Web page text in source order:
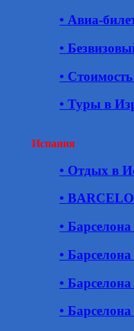
• Авиа-
•
•
• Туры в
Испания
• Отдых в
•
•
•
•
•